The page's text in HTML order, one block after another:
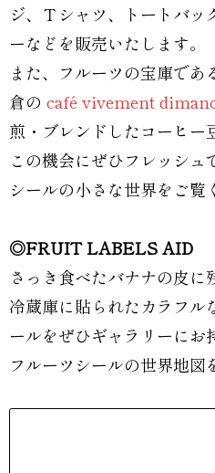
ジ、Ｔシャツ、トートバ
ーなどを販売いたします。
また、フルーツの宝庫で
倉の café vivement
煎・ブレンドしたコーヒー
この機会にぜひフレッシュ
シールの小さな世界をご覧
◎FRUIT LABELS AID
さっき食べたバナナの皮に
冷蔵庫に貼られたカラフル
ールをぜひギャラリーにお
フルーツシールの世界地図